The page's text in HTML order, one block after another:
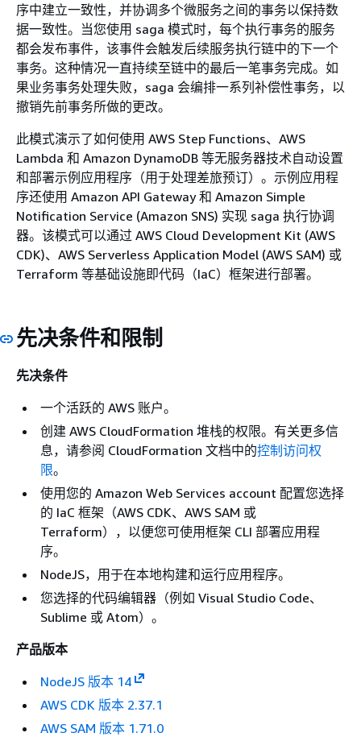
序中建立一致性，并协调多个微服务之间的事务以保持数
据一致性。当您使用 saga 模式时，每个执行事务的服务
都会发布事件，该事件会触发后续服务执行链中的下一个
事务。这种情况一直持续至链中的最后一笔事务完成。如
果业务事务处理失败，saga 会编排一系列补偿性事务，以
撤销先前事务所做的更改。
此模式演示了如何使用 AWS Step Functions、AWS
Lambda 和 Amazon DynamoDB 等无服务器技术自动设置
和部署示例应用程序（用于处理差旅预订）。示例应用程
序还使用 Amazon API Gateway 和 Amazon Simple
Notiﬁcation Service (Amazon SNS) 实现 saga 执行协调
器。该模式可以通过 AWS Cloud Development Kit (AWS
CDK)、AWS Serverless Application Model (AWS SAM) 或
Terraform 等基础设施即代码（IaC）框架进行部署。
先决条件和限制
先决条件
一个活跃的 AWS 账户。
创建 AWS CloudFormation 堆栈的权限。有关更多信
息，请参阅 CloudFormation 文档中的控制访问权
限。
使用您的 Amazon Web Services account 配置您选择
的 IaC 框架（AWS CDK、AWS SAM 或
Terraform），以便您可使用框架 CLI 部署应用程
序。
NodeJS，用于在本地构建和运行应用程序。
您选择的代码编辑器（例如 Visual Studio Code、
Sublime 或 Atom）。
产品版本
NodeJS 版本 14
AWS CDK 版本 2.37.1
AWS SAM 版本 1.71.0